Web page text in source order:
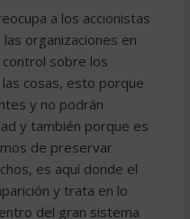
a los accionistas
organizaciones en
sobre los
cosas, esto porque
y no podrán
y también porque es
de preservar
es aquí donde el
y trata en lo
del gran sistema